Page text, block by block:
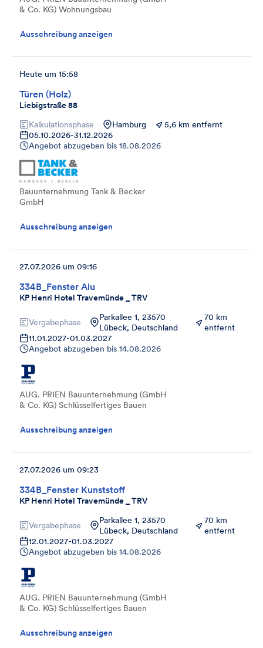
& Co. KG) Wohnungsbau
Ausschreibung anzeigen
Türen (Holz)
Liebigstraße 88
Heute um 15:58
Kalkulationsphase Hamburg
5,6 km entfernt
05.10.2026-31.12.2026
Angebot abzugeben bis 18.08.2026
Bauunternehmung Tank & Becker
GmbH
Ausschreibung anzeigen
334B_Fenster Alu
KP Henri Hotel Travemünde _ TRV
27.07.2026 um 09:16
Vergabephase
Parkallee 1, 23570
Lübeck, Deutschland
70 km
entfernt
11.01.2027-01.03.2027
Angebot abzugeben bis 14.08.2026
AUG. PRIEN Bauunternehmung (GmbH
& Co. KG) Schlüsselfertiges Bauen
Ausschreibung anzeigen
334B_Fenster Kunststoff
KP Henri Hotel Travemünde _ TRV
27.07.2026 um 09:23
Vergabephase
Parkallee 1, 23570
Lübeck, Deutschland
70 km
entfernt
12.01.2027-01.03.2027
Angebot abzugeben bis 14.08.2026
AUG. PRIEN Bauunternehmung (GmbH
& Co. KG) Schlüsselfertiges Bauen
Ausschreibung anzeigen